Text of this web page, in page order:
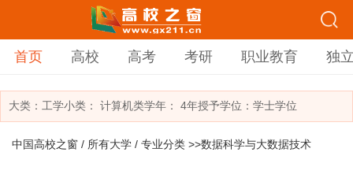
首页 高校 高考 考研 职业教育 独
大类： 工学小类： 计算机类学年： 4年授予学位：学士学位
中国高校之窗 / 所有大学 / 专业分类 >>数据科学与大数据技术